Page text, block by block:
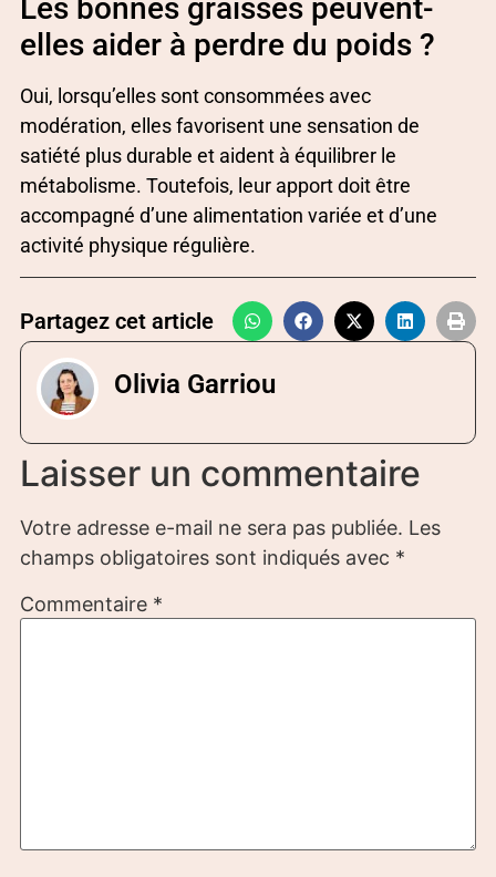
Les bonnes graisses peuvent-
elles aider à perdre du poids ?
Oui, lorsqu’elles sont consommées avec
modération, elles favorisent une sensation de
satiété plus durable et aident à équilibrer le
métabolisme. Toutefois, leur apport doit être
accompagné d’une alimentation variée et d’une
activité physique régulière.
Partagez cet article
Olivia Garriou
Laisser un commentaire
Votre adresse e-mail ne sera pas publiée. Les
champs obligatoires sont indiqués avec *
Commentaire *